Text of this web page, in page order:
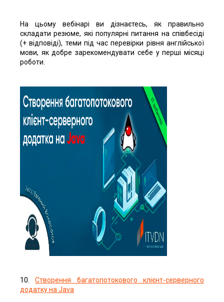
На цьому вебінарі ви дізнаєтесь, як правильно
складати резюме, які популярні питання на співбесіді
(+ відповіді), теми під час перевірки рівня англійської
мови, як добре зарекомендувати себе у перші місяці
роботи.
10.Створення багатопотокового клієнт-серверного
додатку на Java